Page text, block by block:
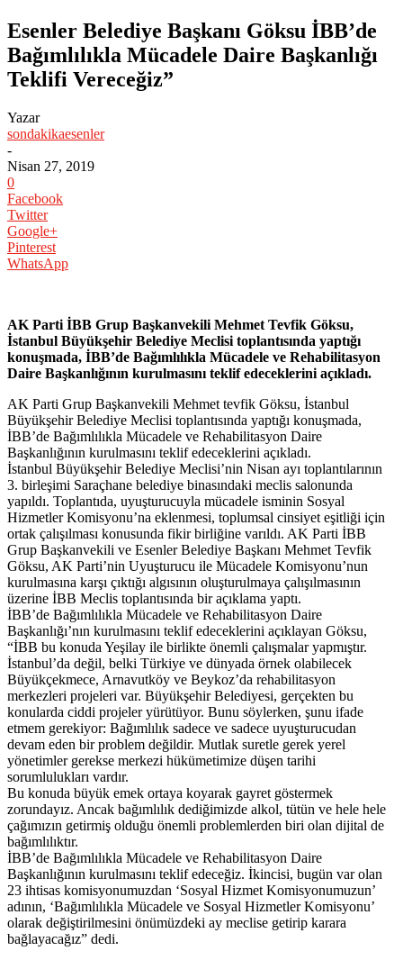
Esenler Belediye Başkanı Göksu İBB’de
Bağımlılıkla Mücadele Daire Başkanlığı
Teklifi Vereceğiz”
Yazar
sondakikaesenler
-
Nisan 27, 2019
0
Facebook
Twitter
Google+
Pinterest
WhatsApp
AK Parti İBB Grup Başkanvekili Mehmet Tevfik Göksu,
İstanbul Büyükşehir Belediye Meclisi toplantısında yaptığı
konuşmada, İBB’de Bağımlılıkla Mücadele ve Rehabilitasyon
Daire Başkanlığının kurulmasını teklif edeceklerini açıkladı.
AK Parti Grup Başkanvekili Mehmet tevfik Göksu, İstanbul
Büyükşehir Belediye Meclisi toplantısında yaptığı konuşmada,
İBB’de Bağımlılıkla Mücadele ve Rehabilitasyon Daire
Başkanlığının kurulmasını teklif edeceklerini açıkladı.
İstanbul Büyükşehir Belediye Meclisi’nin Nisan ayı toplantılarının
3. birleşimi Saraçhane belediye binasındaki meclis salonunda
yapıldı. Toplantıda, uyuşturucuyla mücadele isminin Sosyal
Hizmetler Komisyonu’na eklenmesi, toplumsal cinsiyet eşitliği için
ortak çalışılması konusunda fikir birliğine varıldı. AK Parti İBB
Grup Başkanvekili ve Esenler Belediye Başkanı Mehmet Tevfik
Göksu, AK Parti’nin Uyuşturucu ile Mücadele Komisyonu’nun
kurulmasına karşı çıktığı algısının oluşturulmaya çalışılmasının
üzerine İBB Meclis toplantısında bir açıklama yaptı.
İBB’de Bağımlılıkla Mücadele ve Rehabilitasyon Daire
Başkanlığı’nın kurulmasını teklif edeceklerini açıklayan Göksu,
“İBB bu konuda Yeşilay ile birlikte önemli çalışmalar yapmıştır.
İstanbul’da değil, belki Türkiye ve dünyada örnek olabilecek
Büyükçekmece, Arnavutköy ve Beykoz’da rehabilitasyon
merkezleri projeleri var. Büyükşehir Belediyesi, gerçekten bu
konularda ciddi projeler yürütüyor. Bunu söylerken, şunu ifade
etmem gerekiyor: Bağımlılık sadece ve sadece uyuşturucudan
devam eden bir problem değildir. Mutlak suretle gerek yerel
yönetimler gerekse merkezi hükümetimize düşen tarihi
sorumlulukları vardır.
Bu konuda büyük emek ortaya koyarak gayret göstermek
zorundayız. Ancak bağımlılık dediğimizde alkol, tütün ve hele hele
çağımızın getirmiş olduğu önemli problemlerden biri olan dijital de
bağımlılıktır.
İBB’de Bağımlılıkla Mücadele ve Rehabilitasyon Daire
Başkanlığının kurulmasını teklif edeceğiz. İkincisi, bugün var olan
23 ihtisas komisyonumuzdan ‘Sosyal Hizmet Komisyonumuzun’
adının, ‘Bağımlılıkla Mücadele ve Sosyal Hizmetler Komisyonu’
olarak değiştirilmesini önümüzdeki ay meclise getirip karara
bağlayacağız” dedi.